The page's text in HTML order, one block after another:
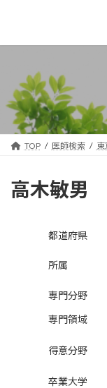
ン
キ
プ
ー
に
動
TOP 医師検索 東
高木敏男
都道府県
所属
専門分野
専門領域
得意分野
卒業大学